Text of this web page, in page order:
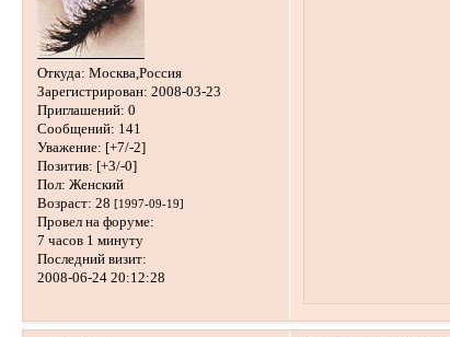
Откуда: Москва,Россия
Зарегистрирован: 2008-03-23
Приглашений: 0
Сообщений: 141
Уважение: [+7/-2]
Позитив: [+3/-0]
Пол: Женский
Возраст: 28 [1997-09-19]
Провел на форуме:
7 часов 1 минуту
Последний визит:
2008-06-24 20:12:28